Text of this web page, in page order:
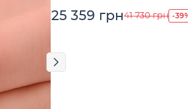
25 359 грн41 730 грн -